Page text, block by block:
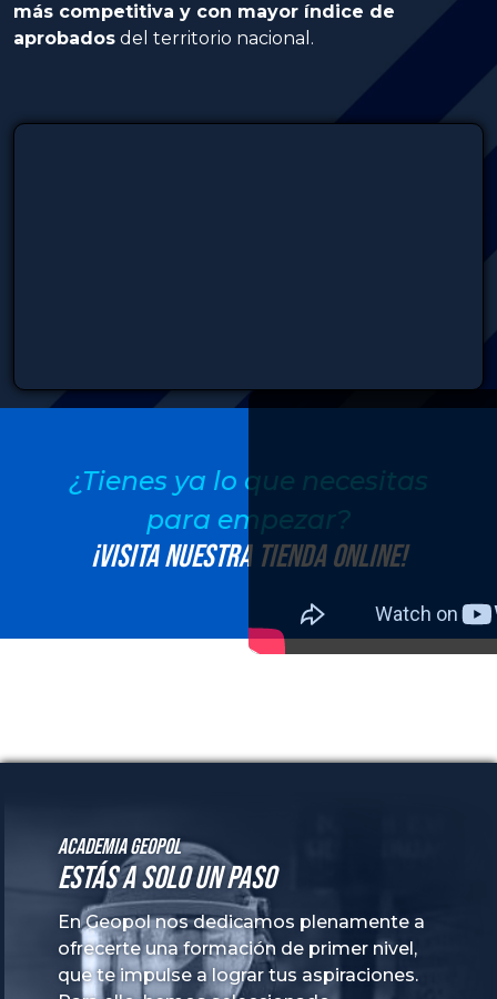
más competitiva y con mayor índice de
aprobados del territorio nacional.
¿Tienes ya lo que necesitas
para empezar?
¡Visita nuestra tienda online!
Academia GeoPol
Estás a solo un paso
En Geopol nos dedicamos plenamente a
ofrecerte una formación de primer nivel,
que te impulse a lograr tus aspiraciones.